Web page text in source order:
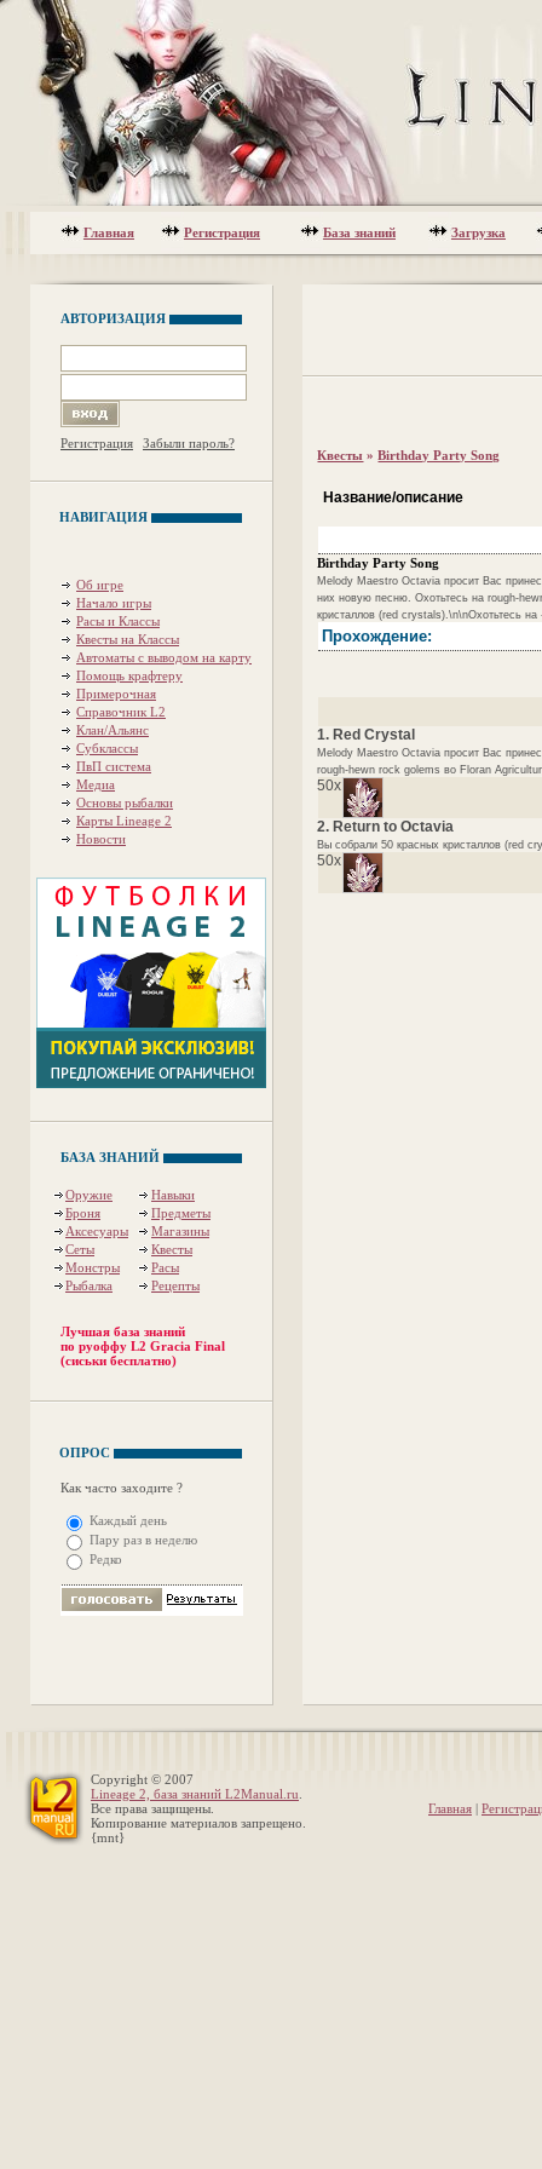
Главная Регистрация База знаний Загрузка
АВТОРИЗАЦИЯ
Регистрация Забыли пароль?
НАВИГАЦИЯ
Об игре
Начало игры
Расы и Классы
Квесты на Классы
Автоматы с выводом на карту
Помощь крафтеру
Примерочная
Справочник L2
Клан/Альянс
Субклассы
ПвП система
Медиа
Основы рыбалки
Карты Lineage 2
Новости
БАЗА ЗНАНИЙ
Оружие
Навыки
Броня
Предметы
Аксесуары
Магазины
Сеты
Квесты
Монстры
Расы
Рыбалка
Рецепты
Лучшая база знаний
по руоффу L2 Gracia Final
(сиськи бесплатно)
ОПРОС
Как часто заходите ?
Каждый день
Пару раз в неделю
Редко
Квесты »Birthday Party Song
Название/описание
Birthday Party Song
Melody Maestro Octavia просит Вас
них новую песню. Охотьтесь на rough-
кристаллов (red crystals).\n\nОхотьтесь
Прохождение:
1. Red Crystal
Melody Maestro Octavia просит Вас
rough-hewn rock golems во Floran
50x
2. Return to Octavia
Вы собрали 50 красных кристаллов (red
50x
Copyright © 2007
Lineage 2, база знаний L2Manual.ru
Все права защищены.
Копирование материалов запрещено.
{mnt}
Главная |